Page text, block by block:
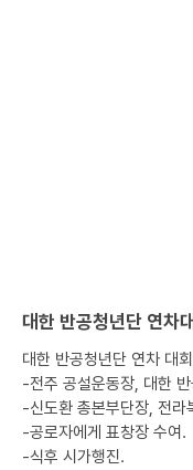
대한 반공청년단 연차
대한 반공청년단 연차 대
-전주 공설운동장, 대한
-신도환 총본부단장, 전
-공로자에게 표창장 수여.
-식후 시가행진.